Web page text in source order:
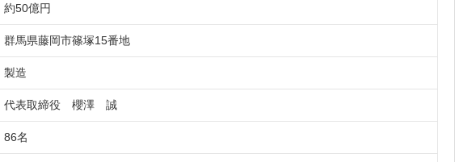
約50億円
群馬県藤岡市篠塚15番地
製造
代表取締役 櫻澤 誠
86名